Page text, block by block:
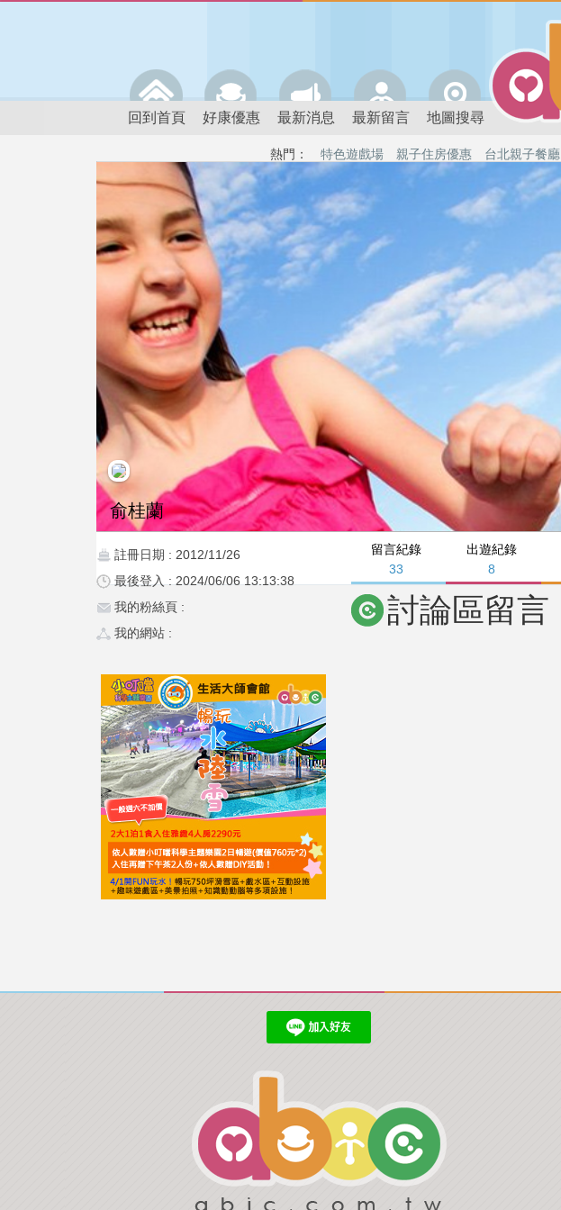
回到首頁 好康優惠 最新消息 最新留言 地圖搜尋
熱門： 特色遊戲場 親子住房優惠 台北親子餐廳
留言紀錄
33
出遊紀錄
8
俞桂蘭
註冊日期 : 2012/11/26
最後登入 : 2024/06/06 13:13:38
我的粉絲頁 :
我的網站 :
討論區留言